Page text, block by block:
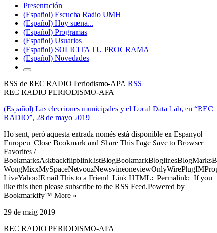
Presentación
(Español) Escucha Radio UMH
(Español) Hoy suena...
(Español) Programas
(Español) Usuarios
(Español) SOLICITA TU PROGRAMA
(Español) Novedades
RSS de REC RADIO Periodismo-APA RSS
REC RADIO PERIODISMO-APA
(Español) Las elecciones municipales y el Local Data Lab, en “REC
RADIO”, 28 de mayo 2019
Ho sent, però aquesta entrada només està disponible en Espanyol
Europeu. Close Bookmark and Share This Page Save to Browser
Favorites /
LiveYahoo!Email This to a Friend Link HTML: Permalink: If you
like this then please subscribe to the RSS Feed.Powered by
Bookmarkify™ More »
29 de maig 2019
REC RADIO PERIODISMO-APA